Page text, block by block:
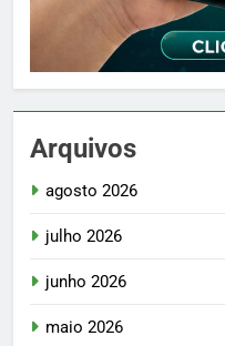
Arquivos
agosto 2026
julho 2026
junho 2026
maio 2026